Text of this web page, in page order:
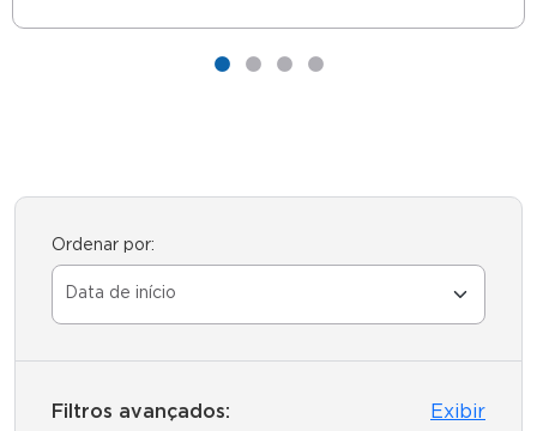
Ordenar por:
Filtros avançados: Exibir